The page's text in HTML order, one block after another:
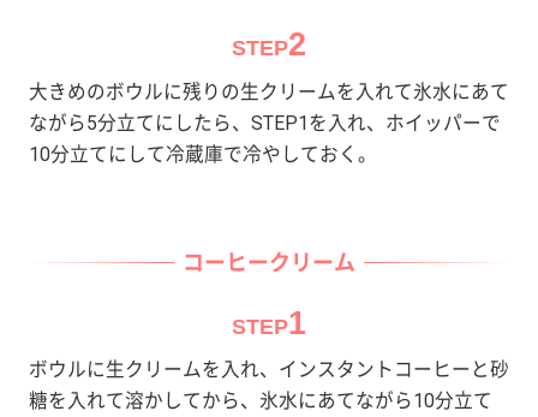
STEP2
大きめのボウルに残りの生クリームを入れて氷水にあて
ながら5分立てにしたら、STEP1を入れ、ホイッパーで
10分立てにして冷蔵庫で冷やしておく。
コーヒークリーム
STEP1
ボウルに生クリームを入れ、インスタントコーヒーと砂
糖を入れて溶かしてから、氷水にあてながら10分立て